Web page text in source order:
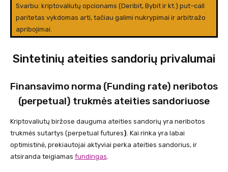
Svarbu: kriptovaliutų opcionams (Deribit, Bybit ir kt.) put–call
paritetas vykdomas arti, tačiau galimi nukrypimai ir arbitražo
apribojimai.
Sintetinių ateities sandorių privalumai
Finansavimo norma (Funding rate) neribotos
(perpetual) trukmės ateities sandoriuose
Kriptovaliutų biržose dauguma ateities sandorių yra neribotos
trukmės sutartys (perpetual futures). Kai rinka yra labai
optimistinė, prekiautojai aktyviai perka ateities sandorius, ir
atsiranda teigiamas fundingas.